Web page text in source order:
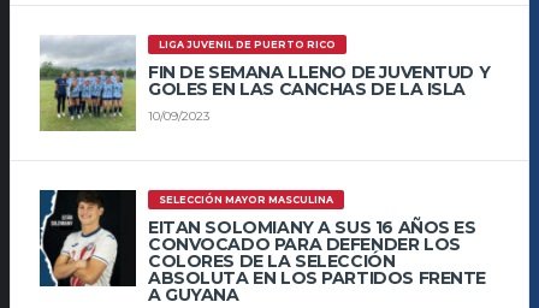
LIGA JUVENIL DE PUERTO RICO
FIN DE SEMANA LLENO DE JUVENTUD Y
GOLES EN LAS CANCHAS DE LA ISLA
10/09/2023
SELECCIÓN MAYOR MASCULINA
EITAN SOLOMIANY A SUS 16 AÑOS ES
CONVOCADO PARA DEFENDER LOS
COLORES DE LA SELECCIÓN
ABSOLUTA EN LOS PARTIDOS FRENTE
A GUYANA